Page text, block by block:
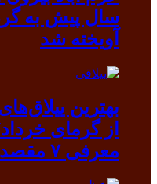
سال پیش به
آویخته شد
بهترین
از گرمای
معرفی ۷ مقصد بهشتی